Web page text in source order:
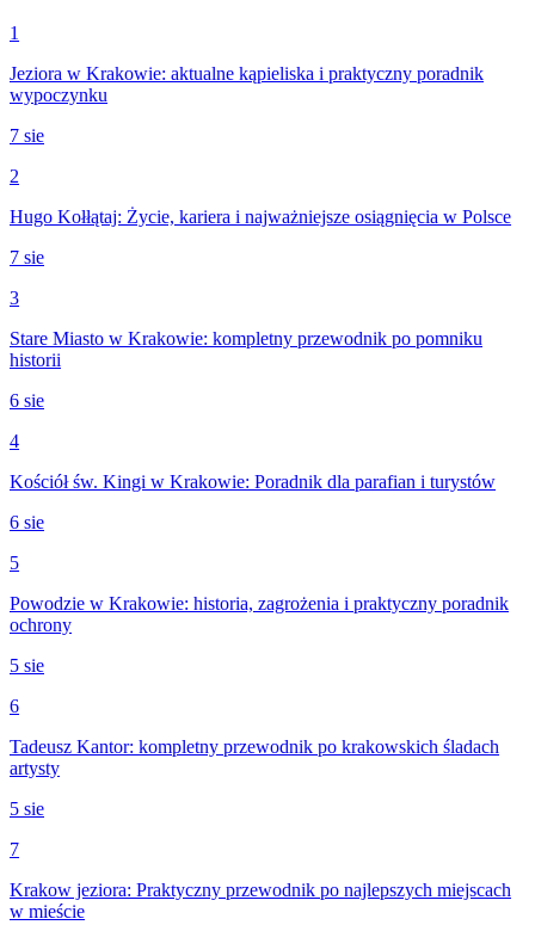
1
Jeziora w Krakowie: aktualne kąpieliska i praktyczny poradnik
wypoczynku
7 sie
2
Hugo Kołłątaj: Życie, kariera i najważniejsze osiągnięcia w Polsce
7 sie
3
Stare Miasto w Krakowie: kompletny przewodnik po pomniku
historii
6 sie
4
Kościół św. Kingi w Krakowie: Poradnik dla parafian i turystów
6 sie
5
Powodzie w Krakowie: historia, zagrożenia i praktyczny poradnik
ochrony
5 sie
6
Tadeusz Kantor: kompletny przewodnik po krakowskich śladach
artysty
5 sie
7
Krakow jeziora: Praktyczny przewodnik po najlepszych miejscach
w mieście